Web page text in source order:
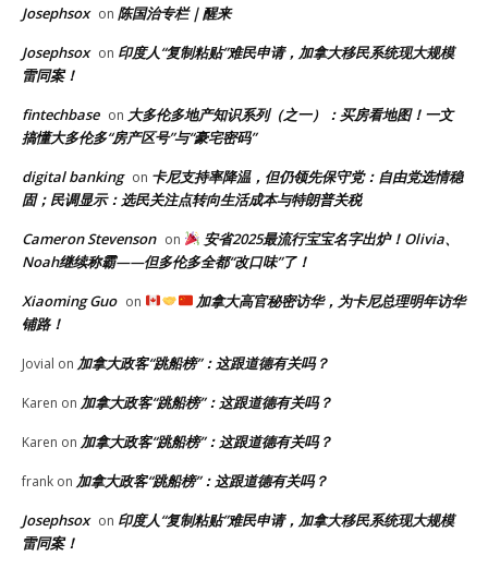
Josephsox on 陈国治专栏｜醒来
Josephsox on 印度人“复制粘贴”难民申请，加拿大移民系统现大规模
雷同案！
fintechbase on 大多伦多地产知识系列（之一）：买房看地图！一文
搞懂大多伦多“房产区号”与“豪宅密码”
digital banking on 卡尼支持率降温，但仍领先保守党：自由党选情稳
固；民调显示：选民关注点转向生活成本与特朗普关税
Cameron Stevenson on
安省2025最流行宝宝名字出炉！Olivia、
Noah继续称霸——但多伦多全都“改口味”了！
Xiaoming Guo on
加拿大高官秘密访华，为卡尼总理明年访华
铺路！
Jovial on 加拿大政客“跳船榜”：这跟道德有关吗？
Karen on 加拿大政客“跳船榜”：这跟道德有关吗？
Karen on 加拿大政客“跳船榜”：这跟道德有关吗？
frank on 加拿大政客“跳船榜”：这跟道德有关吗？
Josephsox on 印度人“复制粘贴”难民申请，加拿大移民系统现大规模
雷同案！